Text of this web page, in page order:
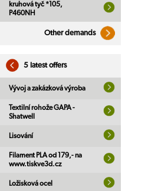
kruhová tyč *105,
P460NH
Other demands
5 latest offers
Vývoj a zakázková výroba
Textilní rohože GAPA -
Shatwell
Lisování
Filament PLA od 179,- na
www.tiskve3d.cz
Ložisková ocel